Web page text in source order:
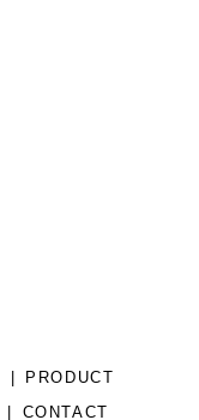
PRODUCT
CONTACT